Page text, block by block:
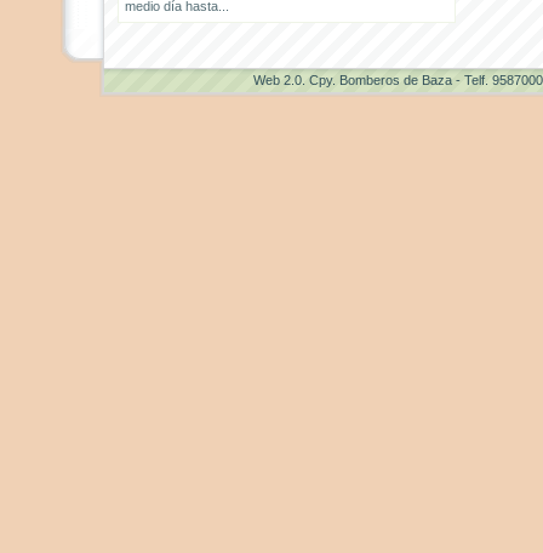
medio día hasta...
Web 2.0 . Cpy. Bomberos de Baza - Telf.